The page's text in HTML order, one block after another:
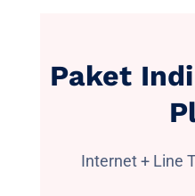
Paket
Internet + Line